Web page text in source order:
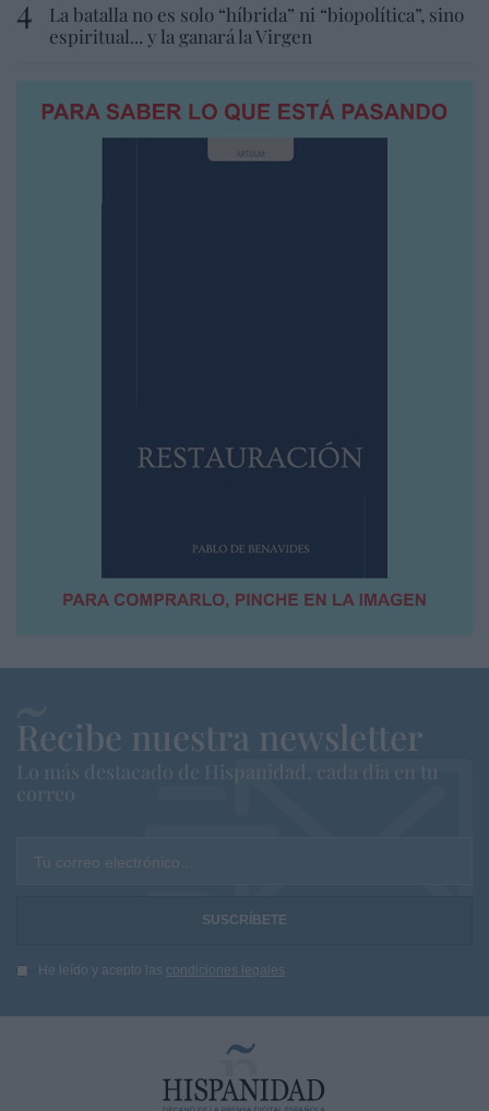
La batalla no es solo “híbrida” ni “biopolítica”, sino
espiritual... y la ganará la Virgen
Recibe nuestra newsletter
Lo más destacado de Hispanidad, cada dia en tu
correo
Tu correo electrónico...
He leído y acepto las condiciones legales